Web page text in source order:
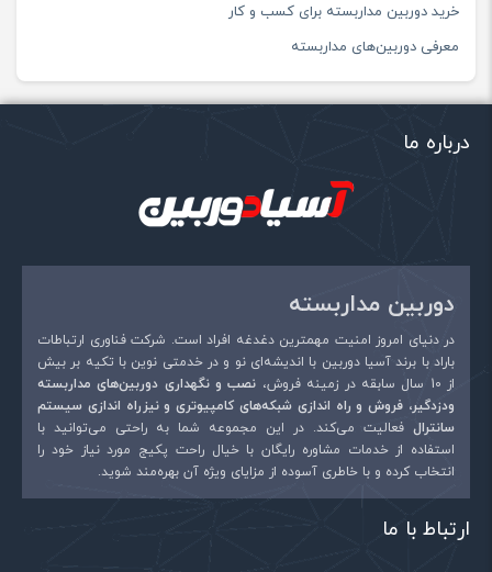
خرید دوربین مداربسته برای کسب و کار
معرفی دوربین‌های مداربسته
درباره ما
دوربین مداربسته
در دنیای امروز امنیت مهمترین دغدغه افراد است. شرکت فناوری ارتباطات
باراد با برند آسیا دوربین با اندیشه‌ای نو و در خدمتی نوین با تکیه بر بیش
از 10 سال سابقه در زمینه فروش،
نصب و نگهداری دوربین‌های مداربسته
ودزدگیر، فروش و راه اندازی شبکه‌های کامپیوتری و نیزراه اندازی سیستم
سانترال فعالیت می‌کند. در این مجموعه شما به راحتی می‌توانید با
استفاده از خدمات مشاوره رایگان با خیال راحت پکیج مورد نیاز خود را
انتخاب کرده و با خاطری آسوده از مزایای ویژه آن بهره‌مند شوید.
ارتباط با ما